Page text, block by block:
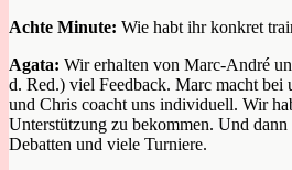
Achte Minute: Wie habt ihr konkret
Agata: Wirerhalten von Marc-André
d. Red.) viel Feedback. Marc macht bei
und Chris coacht uns individuell. Wir
Unterstützung zu bekommen. Und dann
Debatten und viele Turniere.